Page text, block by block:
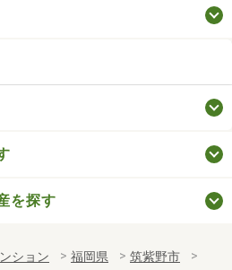
を探す
ション 福岡県
筑紫野市